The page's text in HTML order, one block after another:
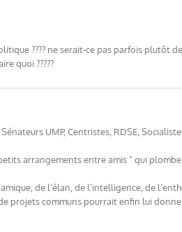
???? ne serait-ce pas parfois plutôt
quoi ?????
UMP, Centristes, RDSE,
arrangements entre amis " qui
de l’élan, de l’intelligence, de
projets communs pourrait enfin lui